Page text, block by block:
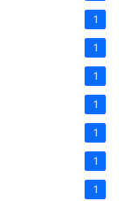
1
1
1
1
1
1
1